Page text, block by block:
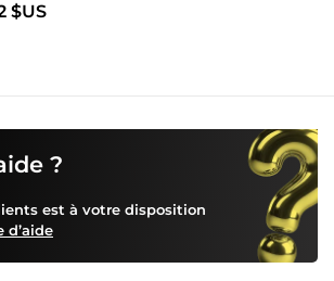
$US
?
est à votre disposition
d’aide